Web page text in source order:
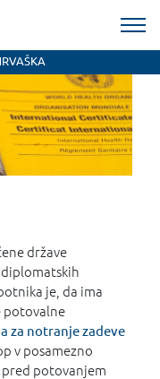
države
je, da ima
potovalne
za notranje zadeve
v posamezno
pred potovanjem